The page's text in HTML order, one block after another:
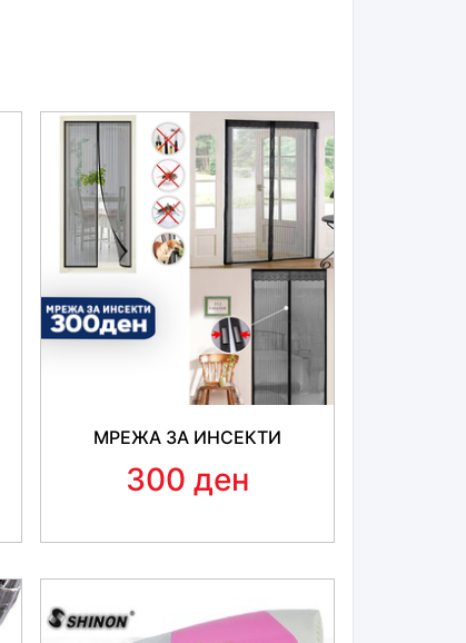
МРЕЖА ЗА ИНСЕКТИ
300 ден